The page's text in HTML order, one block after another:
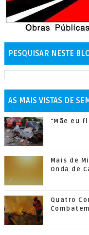
PESQUISAR NESTE
AS MAIS VISTAS DE
"Mãe eu
Mais de
Onda de
Quatro